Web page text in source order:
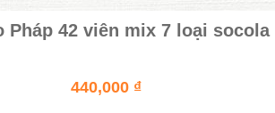
Pháp 42 viên mix 7 loại socola
440,000 ₫